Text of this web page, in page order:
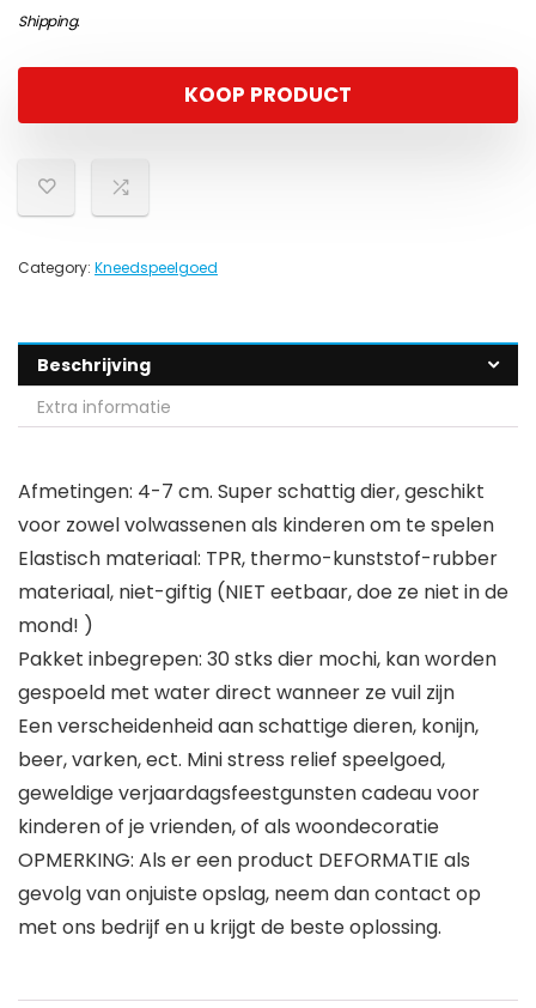
Shipping.
KOOP PRODUCT
Category: Kneedspeelgoed
Beschrijving
Extra informatie
Afmetingen: 4-7 cm. Super schattig dier, geschikt
voor zowel volwassenen als kinderen om te spelen
Elastisch materiaal: TPR, thermo-kunststof-rubber
materiaal, niet-giftig (NIET eetbaar, doe ze niet in de
mond! )
Pakket inbegrepen: 30 stks dier mochi, kan worden
gespoeld met water direct wanneer ze vuil zijn
Een verscheidenheid aan schattige dieren, konijn,
beer, varken, ect. Mini stress relief speelgoed,
geweldige verjaardagsfeestgunsten cadeau voor
kinderen of je vrienden, of als woondecoratie
OPMERKING: Als er een product DEFORMATIE als
gevolg van onjuiste opslag, neem dan contact op
met ons bedrijf en u krijgt de beste oplossing.